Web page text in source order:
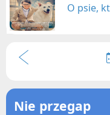
O psie,
Nie przegap